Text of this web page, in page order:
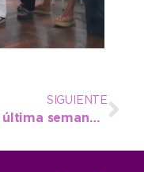
SIGUIENTE
La última semana de diciembre se presenta con múltiples variables climáticas